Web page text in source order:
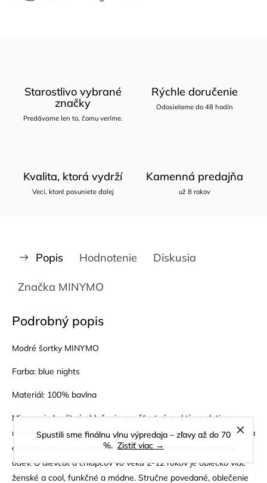
Spustili sme finálnu vlnu výpredaja – zľavy až do 70
%. Zistiť viac →
Starostlivo vybrané
značky
Predávame len to, čomu veríme.
Rýchle doručenie
Odosielame do 48 hodín
Kvalita, ktorá vydrží
Veci, ktoré posuniete ďalej
Kamenná predajňa
už 8 rokov
Popis Hodnotenie Diskusia
Značka MINYMO
Podrobný popis
Modré šortky MINYMO
Farba: blue nights
Materiál: 100% bavlna
Minymo je kvalitné oblečenie pre šťastné a aktívne deti za
rozumné ceny vo všetkých ohľadoch. Pre najmenších chlapcov a
dievčatá od 0-2 rokov ponúka sladký, elegantný a praktický
odev. U dievčat a chlapcov vo veku 2-12 rokov je oblečko viac
ženské a cool, funkčné a módne. Stručne povedané, oblečenie